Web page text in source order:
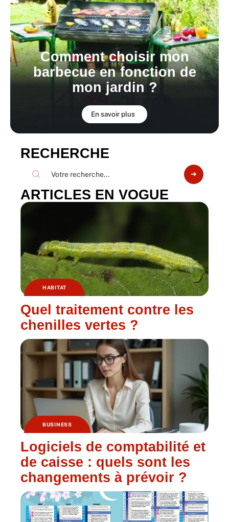
Comment choisir mon
barbecue en fonction de
mon jardin ?
En savoir plus
RECHERCHE
ARTICLES EN VOGUE
HABITAT
Quel traitement contre les
chenilles vertes ?
BUSINESS
Logiciels de comptabilité et
de caisse : quels sont les
changements à prévoir ?